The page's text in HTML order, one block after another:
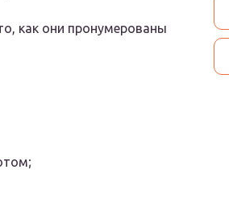
как они пронумерованы